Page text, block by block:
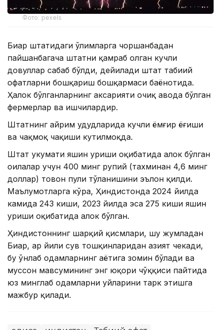
Фото: pexels
Биҳар штатидаги ўлимларга чоршанбадан
пайшанбагача штатни қамраб олган кучли
довуллар сабаб бўлди, дейилади штат табиий
офатларни бошқариш бошқармаси баёнотида.
Ҳалок бўлганларнинг аксарияти очиқ ҳавода бўлган
фермерлар ва ишчилардир.
Штатнинг айрим ҳудудларида кучли ёмғир ёғиши
ва чақмоқ чақиши кутилмоқда.
Штат ҳукумати яшин уриши оқибатида ҳалок бўлган
оилалар учун 400 минг рупий (тахминан 4,6 минг
доллар) товон пули тўланишини эълон қилди.
Маълумотларга кўра, Ҳиндистонда 2024 йилда
камида 243 киши, 2023 йилда эса 275 киши яшин
уриши оқибатида ҳалок бўлган.
Ҳиндистоннинг шарқий қисмлари, шу жумладан
Биҳар, ҳар йили сув тошқинларидан азият чекади,
бу ўнлаб одамларнинг ҳаётига зомин бўлади ва
муссон мавсумининг энг юқори чўққиси пайтида
юз минглаб одамларни уйларини тарк этишга
мажбур қилади.